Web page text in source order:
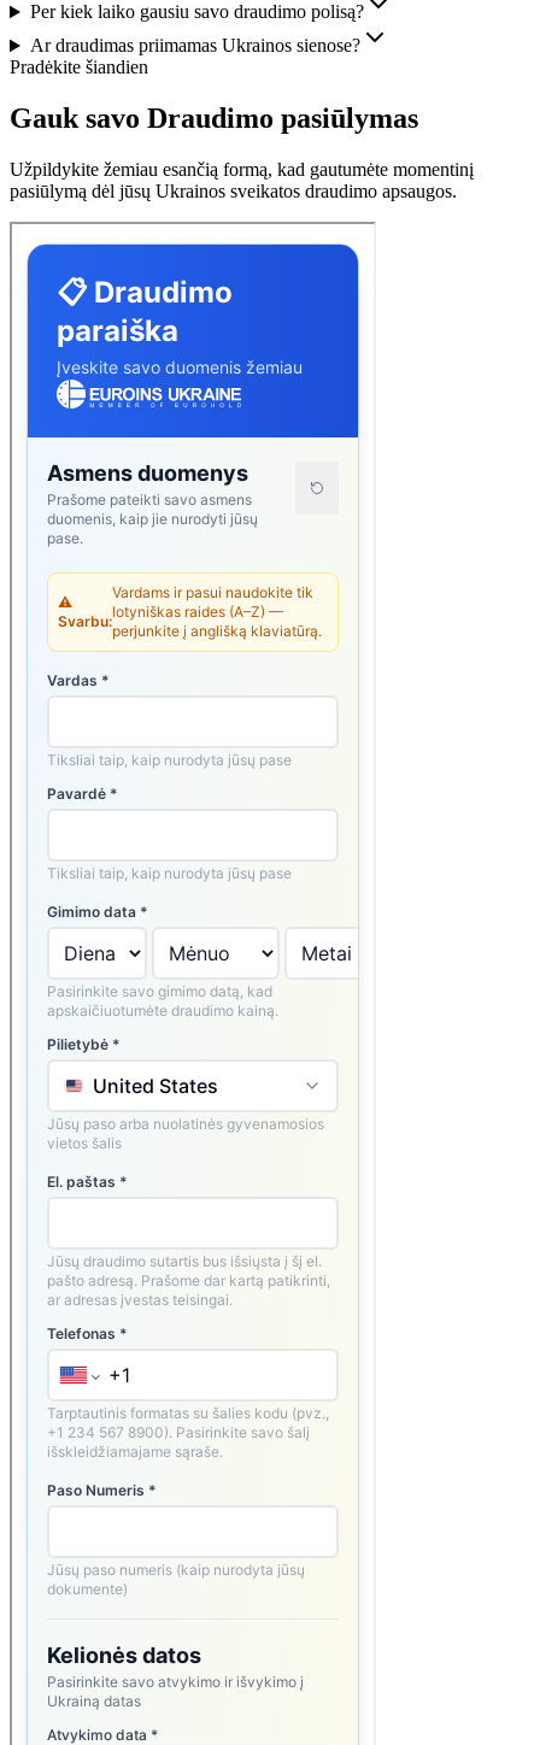
Per kiek laiko gausiu savo draudimo polisą?
Ar draudimas priimamas Ukrainos sienose?
Pradėkite šiandien
Gauk savo Draudimo pasiūlymas
Užpildykite žemiau esančią formą, kad gautumėte momentinį
pasiūlymą dėl jūsų Ukrainos sveikatos draudimo apsaugos.